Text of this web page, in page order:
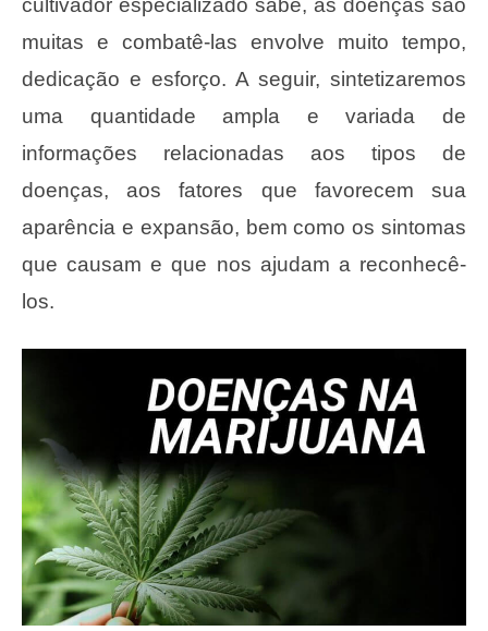
cultivador especializado sabe, as doenças são
muitas e combatê-las envolve muito tempo,
dedicação e esforço. A seguir, sintetizaremos
uma quantidade ampla e variada de
informações relacionadas aos tipos de
doenças, aos fatores que favorecem sua
aparência e expansão, bem como os sintomas
que causam e que nos ajudam a reconhecê-
los.